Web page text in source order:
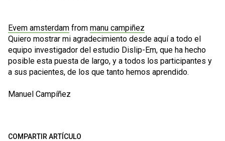
Evem amsterdam from manu campiñez
Quiero mostrar mi agradecimiento desde aquí a todo el
equipo investigador del estudio Dislip-Em, que ha hecho
posible esta puesta de largo, y a todos los participantes y
a sus pacientes, de los que tanto hemos aprendido.
Manuel Campíñez
COMPARTIR ARTÍCULO